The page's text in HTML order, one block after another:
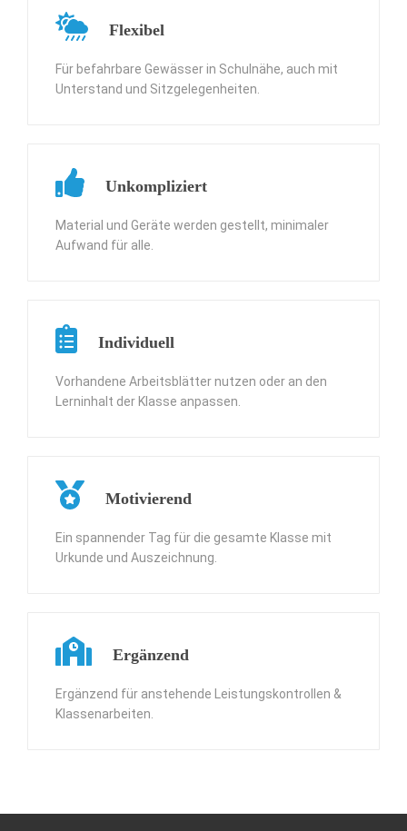
Flexibel
Für befahrbare Gewässer in Schulnähe, auch mit
Unterstand und Sitzgelegenheiten.
Unkompliziert
Material und Geräte werden gestellt, minimaler
Aufwand für alle.
Individuell
Vorhandene Arbeitsblätter nutzen oder an den
Lerninhalt der Klasse anpassen.
Motivierend
Ein spannender Tag für die gesamte Klasse mit
Urkunde und Auszeichnung.
Ergänzend
Ergänzend für anstehende Leistungskontrollen &
Klassenarbeiten.